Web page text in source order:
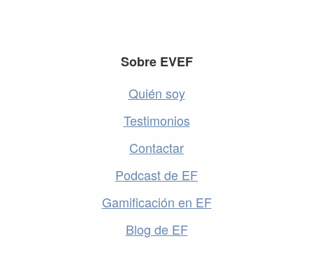
Sobre EVEF
Quién soy
Testimonios
Contactar
Podcast de EF
Gamificación en EF
Blog de EF